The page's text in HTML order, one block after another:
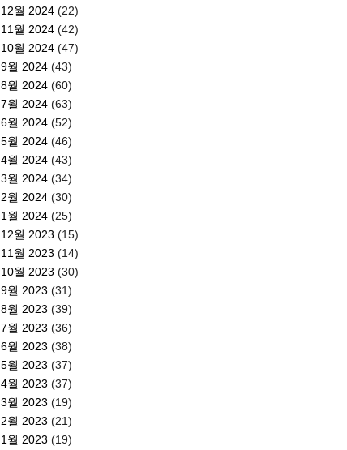
12월 2024 (22)
11월 2024 (42)
10월 2024 (47)
9월 2024 (43)
8월 2024 (60)
7월 2024 (63)
6월 2024 (52)
5월 2024 (46)
4월 2024 (43)
3월 2024 (34)
2월 2024 (30)
1월 2024 (25)
12월 2023 (15)
11월 2023 (14)
10월 2023 (30)
9월 2023 (31)
8월 2023 (39)
7월 2023 (36)
6월 2023 (38)
5월 2023 (37)
4월 2023 (37)
3월 2023 (19)
2월 2023 (21)
1월 2023 (19)